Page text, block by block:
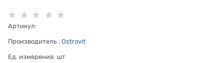
Артикул:
Производитель : Ostrovit
Ед. измерения: шт